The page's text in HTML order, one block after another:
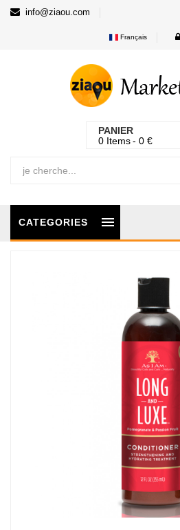
info@ziaou.com
Français
PANIER
0 Items 0 €
CATEGORIES